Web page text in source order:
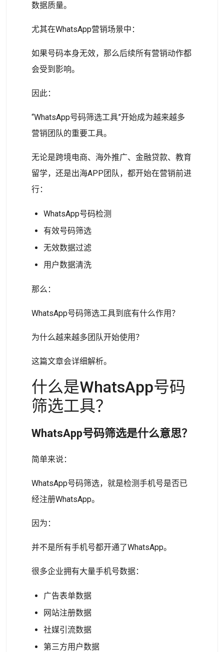
数据质量。
尤其在WhatsApp营销场景中：
如果号码本身无效，那么后续所有营销动作都
会受到影响。
因此：
“WhatsApp号码筛选工具”开始成为越来越多
营销团队的重要工具。
无论是跨境电商、海外推广、金融贷款、教育
留学，还是出海APP团队，都开始在营销前进
行：
WhatsApp号码检测
有效号码筛选
无效数据过滤
用户数据清洗
那么：
WhatsApp号码筛选工具到底有什么作用？
为什么越来越多团队开始使用？
这篇文章会详细解析。
什么是WhatsApp号码
筛选工具？
WhatsApp号码筛选是什么意思？
简单来说：
WhatsApp号码筛选，就是检测手机号是否已
经注册WhatsApp。
因为：
并不是所有手机号都开通了WhatsApp。
很多企业拥有大量手机号数据：
广告表单数据
网站注册数据
社媒引流数据
第三方用户数据